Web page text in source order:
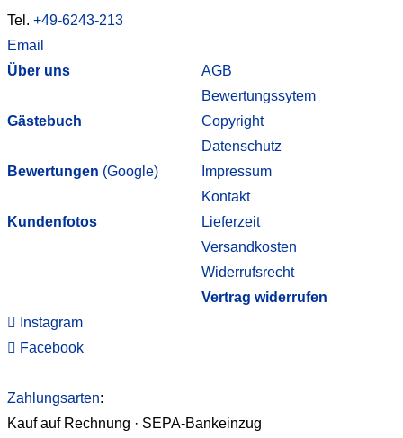
Tel. +49-6243-213
Email
Über uns
Gästebuch
Bewertungen (Google)
Kundenfotos
AGB
Bewertungssytem
Copyright
Datenschutz
Impressum
Kontakt
Lieferzeit
Versandkosten
Widerrufsrecht
Vertrag widerrufen
Instagram
Facebook
Zahlungsarten:
Kauf auf Rechnung · SEPA-Bankeinzug